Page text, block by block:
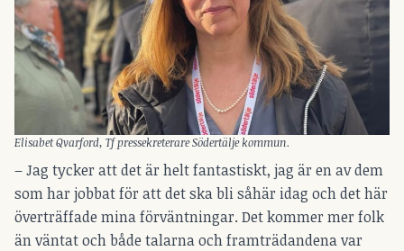
Elisabet Qvarford, Tf pressekreterare Södertälje kommun.
– Jag tycker att det är helt fantastiskt, jag är en av dem
som har jobbat för att det ska bli såhär idag och det här
överträffade mina förväntningar. Det kommer mer folk
än väntat och både talarna och framträdandena var